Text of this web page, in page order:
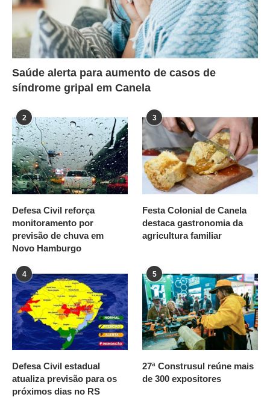
Saúde alerta para aumento de casos de
síndrome gripal em Canela
2
Defesa Civil reforça
monitoramento por
previsão de chuva em
Novo Hamburgo
3
Festa Colonial de Canela
destaca gastronomia da
agricultura familiar
4
Defesa Civil estadual
atualiza previsão para os
próximos dias no RS
5
27ª Construsul reúne mais
de 300 expositores